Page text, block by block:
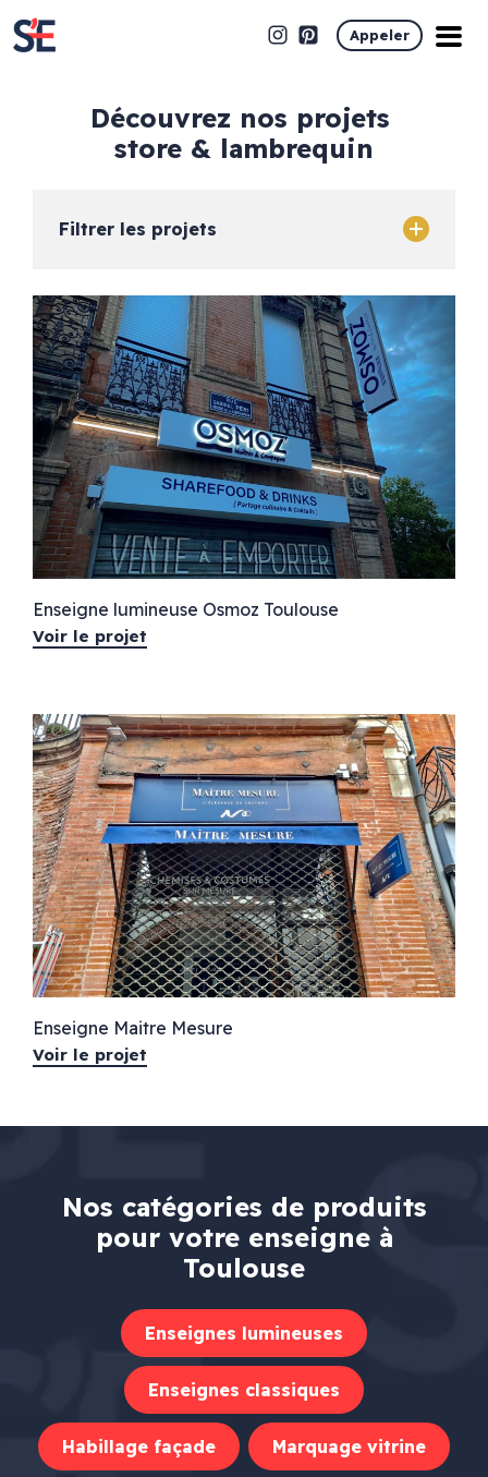
Appeler
découvrez nos projets
store & lambrequin
Filtrer les projets
Enseigne lumineuse Osmoz Toulouse
Voir le projet
Enseigne Maitre Mesure
Voir le projet
Nos catégories de produits
pour votre enseigne à
Toulouse
Enseignes lumineuses
Enseignes classiques
Habillage façade Marquage vitrine